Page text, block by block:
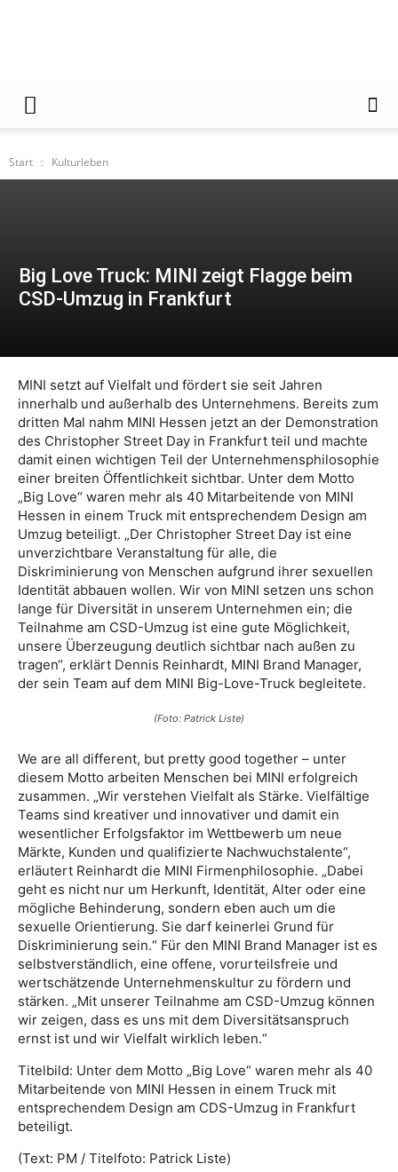
Start Kulturleben
Big Love Truck: MINI zeigt Flagge beim
CSD-Umzug in Frankfurt
MINI setzt auf Vielfalt und fördert sie seit Jahren
innerhalb und außerhalb des Unternehmens. Bereits zum
dritten Mal nahm MINI Hessen jetzt an der Demonstration
des Christopher Street Day in Frankfurt teil und machte
damit einen wichtigen Teil der Unternehmensphilosophie
einer breiten Öffentlichkeit sichtbar. Unter dem Motto
„Big Love“ waren mehr als 40 Mitarbeitende von MINI
Hessen in einem Truck mit entsprechendem Design am
Umzug beteiligt. „Der Christopher Street Day ist eine
unverzichtbare Veranstaltung für alle, die
Diskriminierung von Menschen aufgrund ihrer sexuellen
Identität abbauen wollen. Wir von MINI setzen uns schon
lange für Diversität in unserem Unternehmen ein; die
Teilnahme am CSD-Umzug ist eine gute Möglichkeit,
unsere Überzeugung deutlich sichtbar nach außen zu
tragen“, erklärt Dennis Reinhardt, MINI Brand Manager,
der sein Team auf dem MINI Big-Love-Truck begleitete.
(Foto: Patrick Liste)
We are all different, but pretty good together – unter
diesem Motto arbeiten Menschen bei MINI erfolgreich
zusammen. „Wir verstehen Vielfalt als Stärke. Vielfältige
Teams sind kreativer und innovativer und damit ein
wesentlicher Erfolgsfaktor im Wettbewerb um neue
Märkte, Kunden und qualifizierte Nachwuchstalente“,
erläutert Reinhardt die MINI Firmenphilosophie. „Dabei
geht es nicht nur um Herkunft, Identität, Alter oder eine
mögliche Behinderung, sondern eben auch um die
sexuelle Orientierung. Sie darf keinerlei Grund für
Diskriminierung sein.“ Für den MINI Brand Manager ist es
selbstverständlich, eine offene, vorurteilsfreie und
wertschätzende Unternehmenskultur zu fördern und
stärken. „Mit unserer Teilnahme am CSD-Umzug können
wir zeigen, dass es uns mit dem Diversitätsanspruch
ernst ist und wir Vielfalt wirklich leben.“
Titelbild: Unter dem Motto „Big Love“ waren mehr als 40
Mitarbeitende von MINI Hessen in einem Truck mit
entsprechendem Design am CDS-Umzug in Frankfurt
beteiligt.
(Text: PM / Titelfoto: Patrick Liste)